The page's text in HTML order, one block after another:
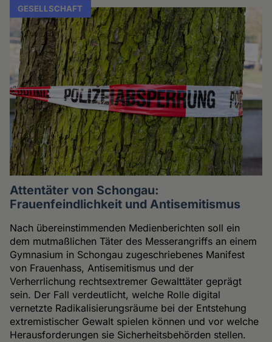
GESELLSCHAFT
Attentäter von Schongau:
Frauenfeindlichkeit und Antisemitismus
Nach übereinstimmenden Medienberichten soll ein
dem mutmaßlichen Täter des Messerangriffs an einem
Gymnasium in Schongau zugeschriebenes Manifest
von Frauenhass, Antisemitismus und der
Verherrlichung rechtsextremer Gewalttäter geprägt
sein. Der Fall verdeutlicht, welche Rolle digital
vernetzte Radikalisierungsräume bei der Entstehung
extremistischer Gewalt spielen können und vor welche
Herausforderungen sie Sicherheitsbehörden stellen.